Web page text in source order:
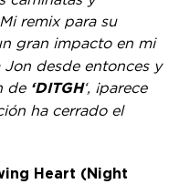
remix para su
gran impacto en mi
desde entonces y
de‘DITGH‘, ¡parece
ha cerrado el
Heart (Night